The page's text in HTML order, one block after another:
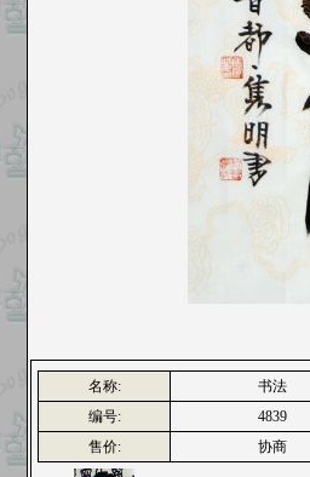
名称:
书法
编号:
4839
售价:
协商